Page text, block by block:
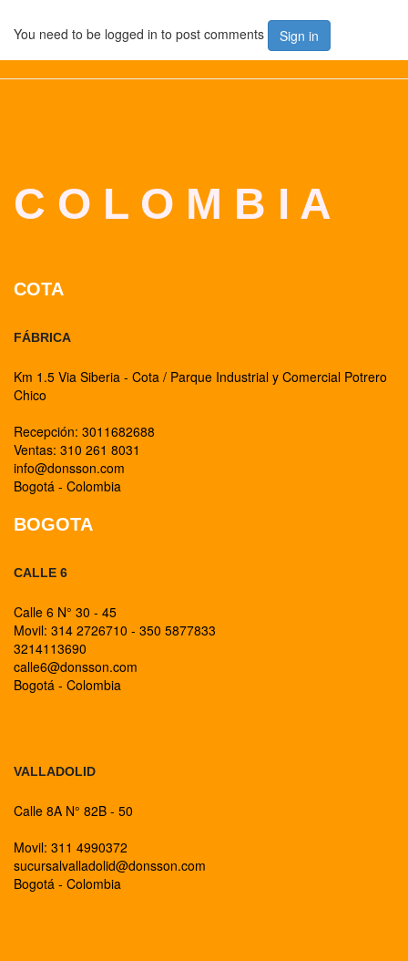
You need to be logged in to post comments Sign in
C O L O M B I A
COTA
FÁBRICA
Km 1.5 Via Siberia - Cota / Parque Industrial y Comercial Potrero
Chico
Recepción: 3011682688
Ventas: 310 261 8031
info@donsson.com
Bogotá - Colombia
BOGOTA
CALLE 6
Calle 6 N° 30 - 45
Movil: 314 2726710 - 350 5877833
3214113690
calle6@donsson.com
Bogotá - Colombia
VALLADOLID
Calle 8A N° 82B - 50
Movil: 311 4990372
sucursalvalladolid@donsson.com
Bogotá - Colombia